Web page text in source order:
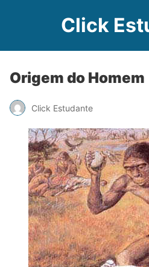
Click
Origem do Homem
Click Estudante